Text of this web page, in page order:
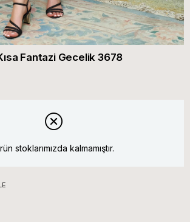
Fantazi Gecelik 3678
stoklarımızda kalmamıştır.